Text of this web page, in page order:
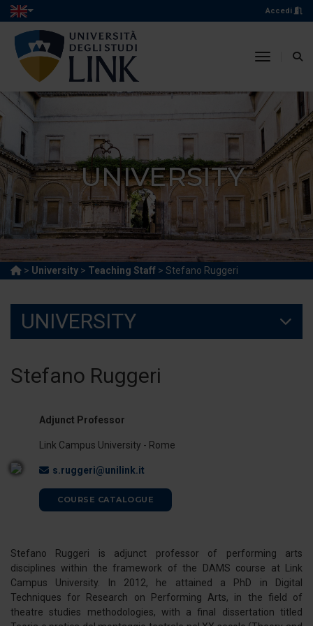
Accedi
toggle
UNIVERSITY
> University > Teaching Staff > Stefano Ruggeri
UNIVERSITY
Stefano Ruggeri
Adjunct Professor
Link Campus University - Rome
s.ruggeri@unilink.it
COURSE CATALOGUE
Stefano Ruggeri is adjunct professor of performing arts
disciplines within the framework of the DAMS course at Link
Campus University. In 2012, he attained a PhD in Digital
Techniques for Research on Performing Arts, in the field of
theatre studies methodologies, with a final dissertation titled